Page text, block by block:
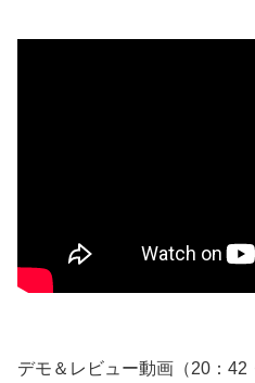
デモ＆レビュー動画（20：